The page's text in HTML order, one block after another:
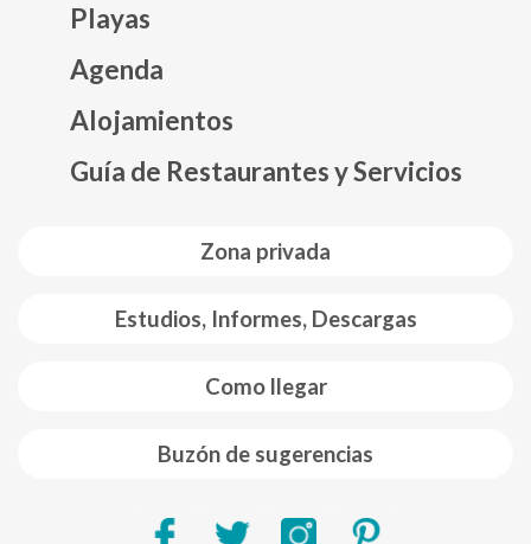
Zona privada
Estudios, Informes, Descargas
Como llegar
Buzón de sugerencias
Playas
Agenda
Alojamientos
Guía de Restaurantes y Servicios